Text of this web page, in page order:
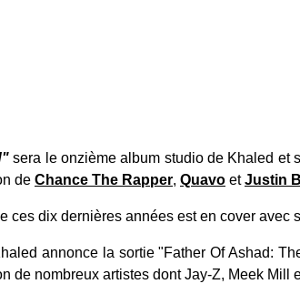
sera le onzième album studio de Khaled et
de Chance The Rapper, Quavo etJustin
ces dix dernières années est en cover avec
annonce la sortie "Father Of Ashad:
de nombreux artistes dont Jay-Z, Meek